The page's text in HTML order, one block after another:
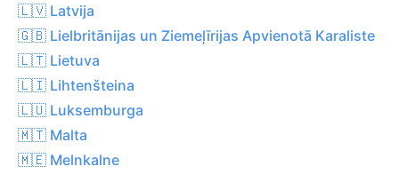
🇱🇻 Latvija
🇬🇧 Lielbritānijas un Ziemeļīrijas Apvienotā Karaliste
🇱🇹 Lietuva
🇱🇮 Lihtenšteina
🇱🇺 Luksemburga
🇲🇹 Malta
🇲🇪 Melnkalne